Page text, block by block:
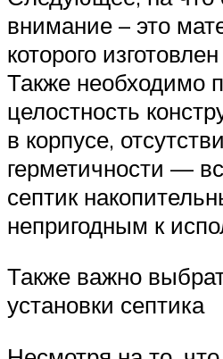
внимание – это
которого
Также необходимо
целостность
в корпусе,
герметичности —
септик
непригодным к
Также важно
установки септика